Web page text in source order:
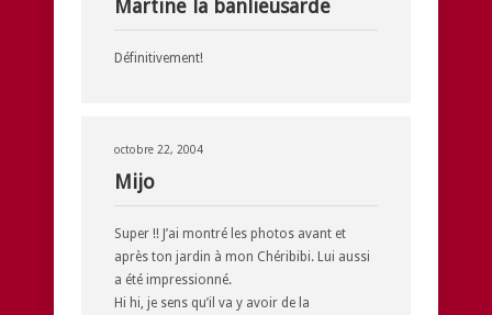
Martine la banlieusarde
Définitivement!
octobre 22, 2004
Mijo
Super !! J’ai montré les photos avant et
après ton jardin à mon Chéribibi. Lui aussi
a été impressionné.
Hi hi, je sens qu’il va y avoir de la